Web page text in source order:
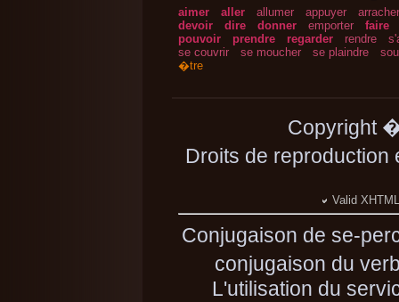
aimer aller allumer appuyer
arracher
devoir
dire donner emporter
faire
pouvoir
prendre regarder rendre
se couvrir
se moucher se plaindre
�tre
Copyright
Droits de
Valid
Conjugaison de se-
conjugaison du
L'utilisation du